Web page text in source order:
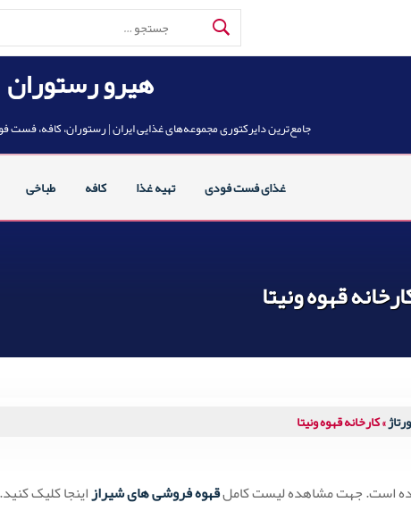
جستجو
برای:
هیرو رستوران
جامع‌ترین دایرکتوری مجموعه‌های غذایی ایران | رستوران، کافه، فست
غذای فست فودی تهیه غذا کافه طباخی
قهوه ونیتا
»کارخانه قهوه ونیتا
است. جهت مشاهده لیست کاملقهوه فروشی های شیرازاینجا کلیک کنید.